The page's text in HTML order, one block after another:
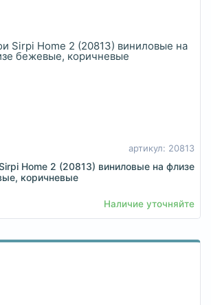
артикул: 20813
Home 2 (20813) виниловые на флизе
коричневые
Наличие уточняйте